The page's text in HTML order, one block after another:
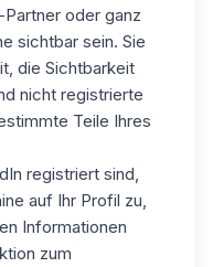
oder ganz
sichtbar sein. Sie
die Sichtbarkeit
nicht registrierte
Teile Ihres
registriert sind,
auf Ihr Profil zu,
Informationen
zum